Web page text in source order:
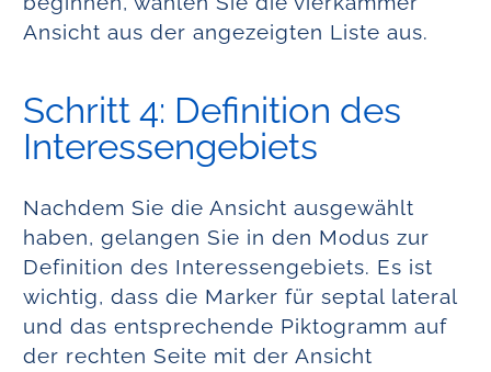
Ansicht aus der angezeigten Liste aus.
Schritt 4: Definition des
Interessengebiets
Nachdem Sie die Ansicht ausgewählt
haben, gelangen Sie in den Modus zur
Definition des Interessengebiets. Es ist
wichtig, dass die Marker für septal lateral
und das entsprechende Piktogramm auf
der rechten Seite mit der Ansicht